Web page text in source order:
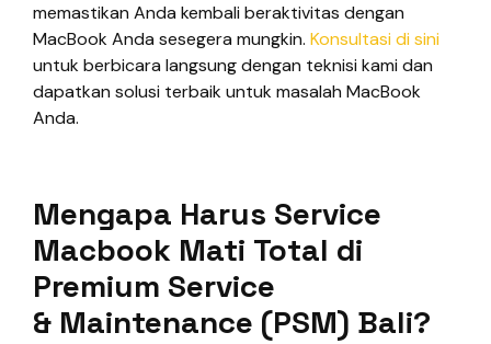
memastikan Anda kembali beraktivitas dengan
MacBook Anda sesegera mungkin. Konsultasi di sini
untuk berbicara langsung dengan teknisi kami dan
dapatkan solusi terbaik untuk masalah MacBook
Anda.
Mengapa Harus Service
Macbook Mati Total di
Premium Service
& Maintenance (PSM) Bali?